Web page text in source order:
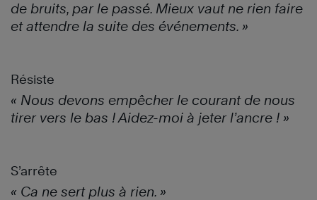
de bruits, par le passé. Mieux vaut ne rien faire
et attendre la suite des événements. »
Résiste
« Nous devons empêcher le courant de nous
tirer vers le bas ! Aidez-moi à jeter l’ancre ! »
S’arrête
« Ca ne sert plus à rien. »